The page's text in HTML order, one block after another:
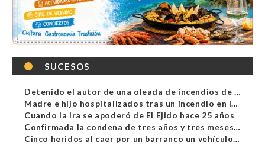
SUCESOS
Detenido el autor de una oleada de incendios de contenedores en Almería
Madre e hijo hospitalizados tras un incendio en la cocina de una vivienda en Almería
Cuando la ira se apoderó de El Ejido hace 25 años
Confirmada la condena de tres años y tres meses al hombre de Antas acusado de xenofobia
Cinco heridos al caer por un barranco un vehículo en Alcolea